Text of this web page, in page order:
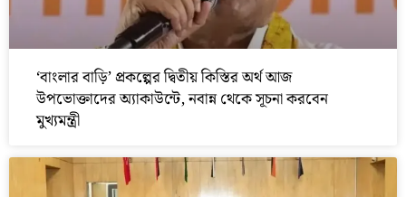
‘বাংলার বাড়ি’ প্রকল্পের দ্বিতীয় কিস্তির অর্থ আজ
উপভোক্তাদের অ্যাকাউন্টে, নবান্ন থেকে সূচনা করবেন
মুখ্যমন্ত্রী